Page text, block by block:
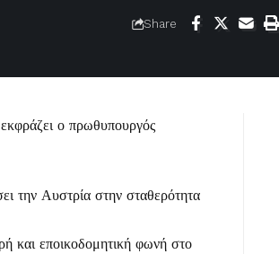
Share
ο πρωθυπουργός
την Αυστρία στην σταθερότητα
και εποικοδομητική φωνή στο